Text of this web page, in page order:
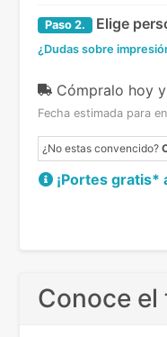
Paso 2. Elige
¿Dudas sobre
Cómpralo hoy
Fecha estimada para
¿No estas convencido?
¡Portes gratis*
Conoce